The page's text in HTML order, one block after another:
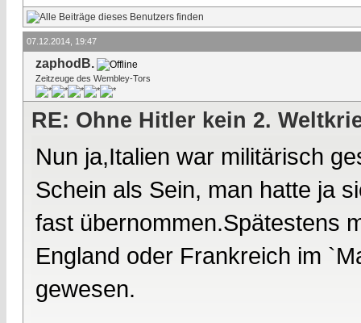
07.12.2014, 19:47
zaphodB.
Zeitzeuge des Wembley-Tors
RE: Ohne Hitler kein 2.
Nun ja,Italien war militärisch
Schein als Sein, man hatte ja
fast übernommen.Spätestens
England oder Frankreich im
gewesen.